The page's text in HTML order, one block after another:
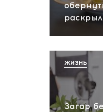
Загар
ЖИЗНЬ